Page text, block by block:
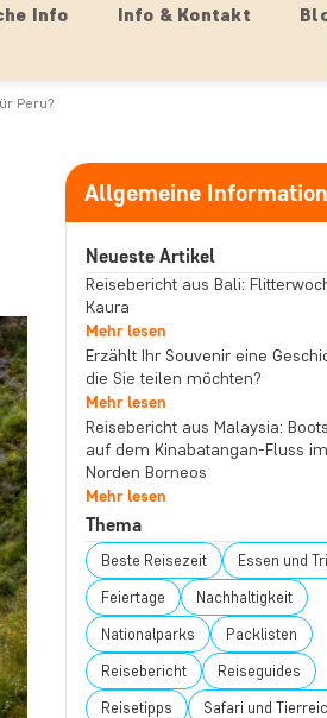
Info Info & Kontakt
Peru?
Allgemeine
Neueste Artikel
Reisebericht aus Bali:
Kaura
Mehr lesen
Erzählt Ihr Souvenir eine
die Sie teilen möchten?
Mehr lesen
Reisebericht aus Malaysia:
auf dem Kinabatangan-Fluss im
Norden Borneos
Mehr lesen
Thema
Beste Reisezeit Essen und
Feiertage Nachhaltigkeit
Nationalparks Packlisten
Reisebericht Reiseguides
Reisetipps Safari und